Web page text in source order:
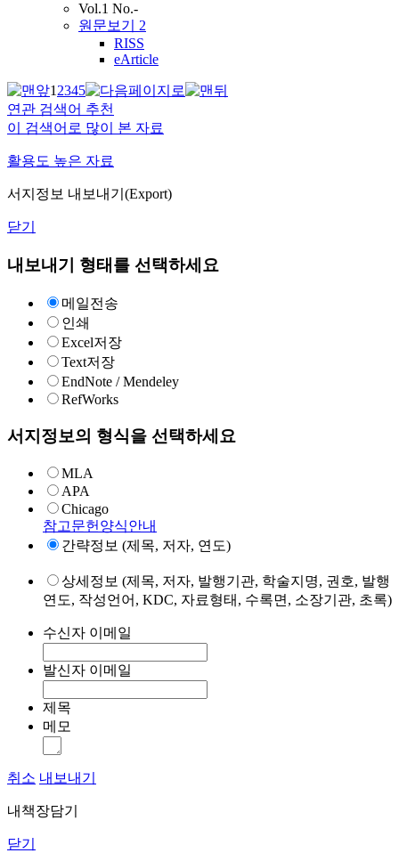
Vol.1 No.-
원문보기 2
RISS
eArticle
12345
연관 검색어 추천
이 검색어로 많이 본 자료
활용도 높은 자료
서지정보 내보내기(Export)
닫기
내보내기 형태를 선택하세요
메일전송
인쇄
Excel저장
Text저장
EndNote / Mendeley
RefWorks
서지정보의 형식을 선택하세요
MLA
APA
Chicago
참고문헌양식안내
간략정보 (제목, 저자, 연도)
상세정보 (제목, 저자, 발행기관, 학술지명, 권호, 발행
연도, 작성언어, KDC, 자료형태, 수록면, 소장기관, 초록)
수신자 이메일
발신자 이메일
제목
메모
취소 내보내기
내책장담기
닫기